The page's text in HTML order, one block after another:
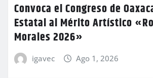
Convoca el Congreso de
Estatal al Mérito Artístico
Morales 2026»
igavec Ago 1, 2026